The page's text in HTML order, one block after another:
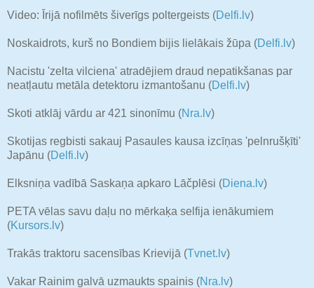
Video: Īrijā nofilmēts šiverīgs poltergeists (Delfi.lv)
Noskaidrots, kurš no Bondiem bijis lielākais žūpa (Delfi.lv)
Nacistu 'zelta vilciena' atradējiem draud nepatikšanas par
neatļautu metāla detektoru izmantošanu (Delfi.lv)
Skoti atklāj vārdu ar 421 sinonīmu (Nra.lv)
Skotijas regbisti sakauj Pasaules kausa izcīņas 'pelnrušķīti'
Japānu (Delfi.lv)
Elksniņa vadībā Saskaņa apkaro Lāčplēsi (Diena.lv)
PETA vēlas savu daļu no mērkaķa selfija ienākumiem
(Kursors.lv)
Trakās traktoru sacensības Krievijā (Tvnet.lv)
Vakar Rainim galvā uzmaukts spainis (Nra.lv)